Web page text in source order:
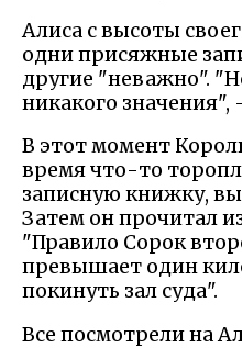
Алиса с высоты
одни присяжные
другие "неважно".
никакого
В этот момент
время что-то
записную книжку,
Затем он прочитал
"Правило Сорок
превышает один
покинуть зал суда".
Все посмотрели на